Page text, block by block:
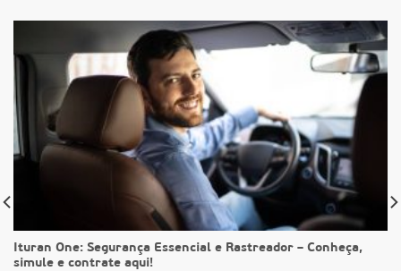
Ituran One: Segurança Essencial e Rastreador – Conheça,
simule e contrate aqui!